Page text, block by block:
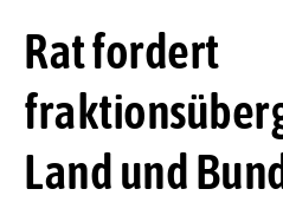
Rat fordert
Land und